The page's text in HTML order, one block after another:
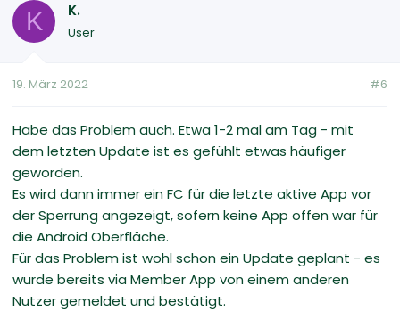
K K.
User
19. März 2022 #6
Habe das Problem auch. Etwa 1-2 mal am Tag - mit
dem letzten Update ist es gefühlt etwas häufiger
geworden.
Es wird dann immer ein FC für die letzte aktive App vor
der Sperrung angezeigt, sofern keine App offen war für
die Android Oberfläche.
Für das Problem ist wohl schon ein Update geplant - es
wurde bereits via Member App von einem anderen
Nutzer gemeldet und bestätigt.